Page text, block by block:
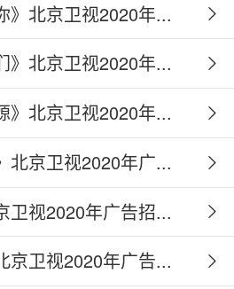
》北京卫视2020年...
》北京卫视2020年...
》北京卫视2020年...
北京卫视2020年广...
卫视2020年广告招...
京卫视2020年广告...